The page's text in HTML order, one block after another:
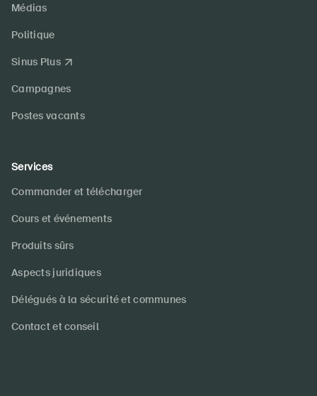
Médias
Politique
Sinus Plus
Campagnes
Postes vacants
Services
Commander et télécharger
Cours et événements
Produits sûrs
Aspects juridiques
Délégués à la sécurité et communes
Contact et conseil